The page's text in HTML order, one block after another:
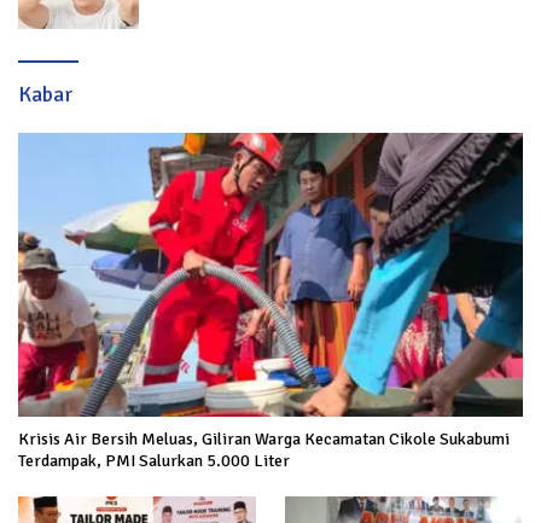
Kabar
Krisis Air Bersih Meluas, Giliran Warga Kecamatan Cikole Sukabumi
Terdampak, PMI Salurkan 5.000 Liter